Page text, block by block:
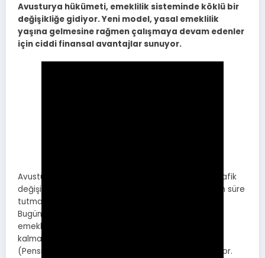
Avusturya hükümeti, emeklilik sisteminde köklü bir
değişikliğe gidiyor. Yeni model, yasal emeklilik
yaşına gelmesine rağmen çalışmaya devam edenler
için ciddi finansal avantajlar sunuyor.
Avusturya’da iş gücü piyasasındaki açık ve demografik
değişimler, hükümeti çalışanları sistemde daha uzun süre
tutmaya teşvik edecek yeni formüller aramaya itti.
Bugün basına yansıyan detaylara göre, çalışanların
emeklilik yaşına geldikten sonra da iş hayatında
kalmalarını cazip hale getirecek “Emeklilik Bonusu”
(Pensionsbonus) modeli herkes için hayata geçiriliyor.